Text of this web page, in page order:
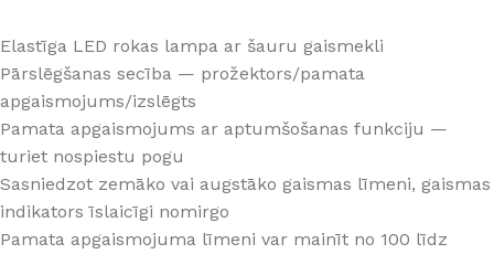
Elastīga LED rokas lampa ar šauru gaismekli
Pārslēgšanas secība — prožektors/pamata
apgaismojums/izslēgts
Pamata apgaismojums ar aptumšošanas funkciju —
turiet nospiestu pogu
Sasniedzot zemāko vai augstāko gaismas līmeni, gaismas
indikators īslaicīgi nomirgo
Pamata apgaismojuma līmeni var mainīt no 100 līdz